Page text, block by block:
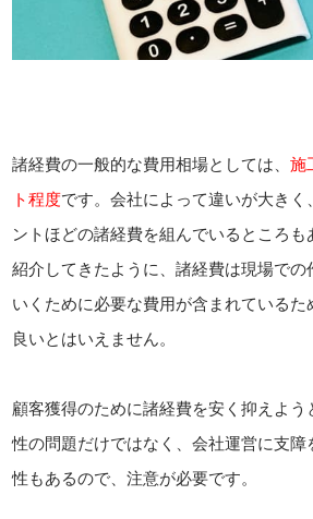
諸経費の一般的な費用相場としては、施
ト程度です。会社によって違いが大きく
ントほどの諸経費を組んでいるところも
紹介してきたように、諸経費は現場での
いくために必要な費用が含まれている
良いとはいえません。
顧客獲得のために諸経費を安く抑えよう
性の問題だけではなく、会社運営に支
性もあるので、注意が必要です。